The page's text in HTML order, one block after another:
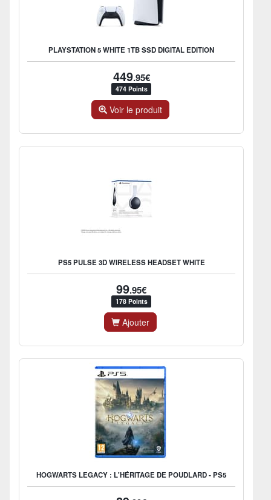
PLAYSTATION 5 WHITE 1TB SSD DIGITAL EDITION
449.95€
474 Points
Voir le produit
PS5 PULSE 3D WIRELESS HEADSET WHITE
99.95€
178 Points
Ajouter
HOGWARTS LEGACY : L'HÉRITAGE DE POUDLARD - PS5